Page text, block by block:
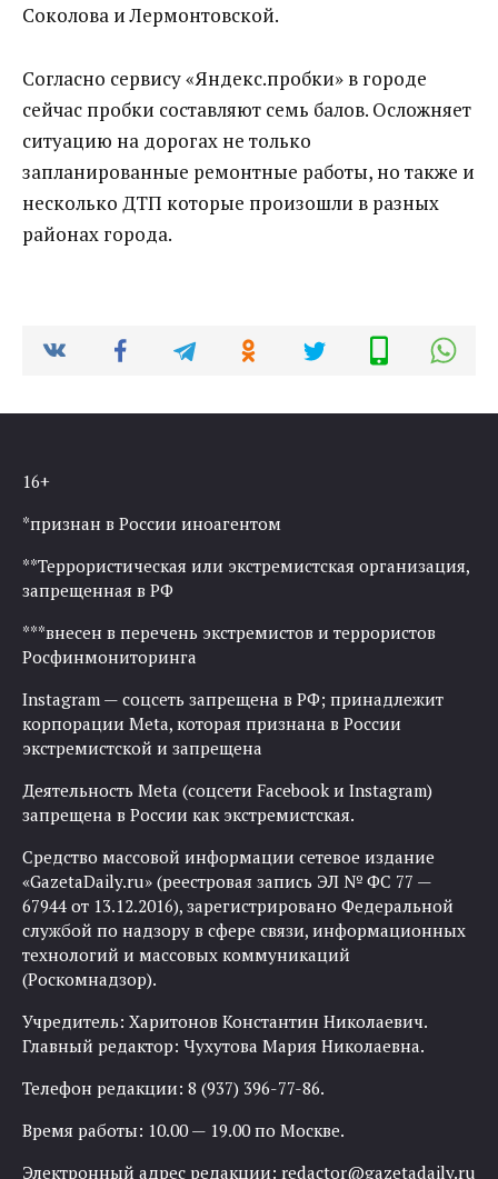
Соколова и Лермонтовской.
Согласно сервису «Яндекс.пробки» в городе
сейчас пробки составляют семь балов. Осложняет
ситуацию на дорогах не только
запланированные ремонтные работы, но также и
несколько ДТП которые произошли в разных
районах города.
16+
*признан в России иноагентом
**Террористическая или экстремистская организация,
запрещенная в РФ
***внесен в перечень экстремистов и террористов
Росфинмониторинга
Instagram — соцсеть запрещена в РФ; принадлежит
корпорации Meta, которая признана в России
экстремистской и запрещена
Деятельность Meta (соцсети Facebook и Instagram)
запрещена в России как экстремистская.
Средство массовой информации сетевое издание
«GazetaDaily.ru» (реестровая запись ЭЛ № ФС 77 —
67944 от 13.12.2016), зарегистрировано Федеральной
службой по надзору в сфере связи, информационных
технологий и массовых коммуникаций
(Роскомнадзор).
Учредитель: Харитонов Константин Николаевич.
Главный редактор: Чухутова Мария Николаевна.
Телефон редакции: 8 (937) 396-77-86.
Время работы: 10.00 — 19.00 по Москве.
Электронный адрес редакции: redactor@gazetadaily.ru